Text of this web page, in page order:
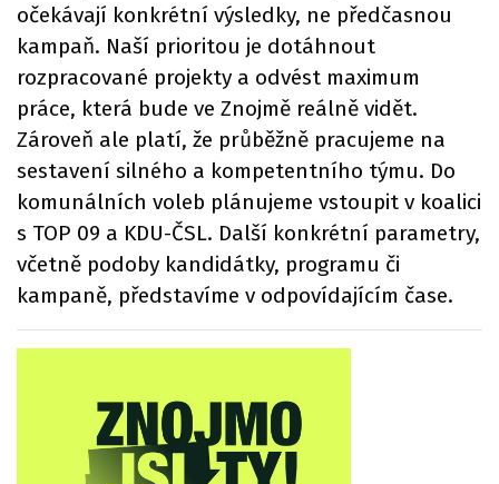
očekávají konkrétní výsledky, ne předčasnou
kampaň. Naší prioritou je dotáhnout
rozpracované projekty a odvést maximum
práce, která bude ve Znojmě reálně vidět.
Zároveň ale platí, že průběžně pracujeme na
sestavení silného a kompetentního týmu. Do
komunálních voleb plánujeme vstoupit v koalici
s TOP 09 a KDU-ČSL. Další konkrétní parametry,
včetně podoby kandidátky, programu či
kampaně, představíme v odpovídajícím čase.